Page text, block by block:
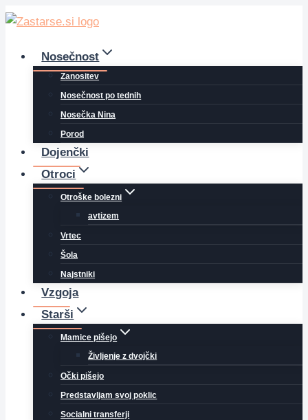
Skip
contentNosečnost
Zanositev
Nosečnost po tednih
Nosečka Nina
Porod
Dojenčki
Otroci
Otroške bolezni
avtizem
Vrtec
Šola
Najstniki
Vzgoja
Starši
Mamice pišejo
Življenje z dvojčki
Očki pišejo
Predstavljam svoj poklic
Socialni transferji